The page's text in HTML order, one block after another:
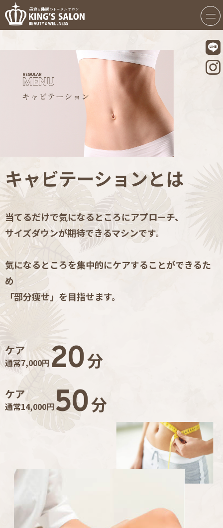
キャビテーションとは
当てるだけで気になるところにアプローチ、
サイズダウンが期待できるマシンです。
気になるところを集中的にケアすることができるた
め
「部分痩せ」を目指せます。
ケア
通常7,000円20分
ケア
通常14,000円50分